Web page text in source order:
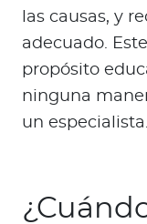
las causas, y
adecuado.
propósito
ninguna
un especialista.